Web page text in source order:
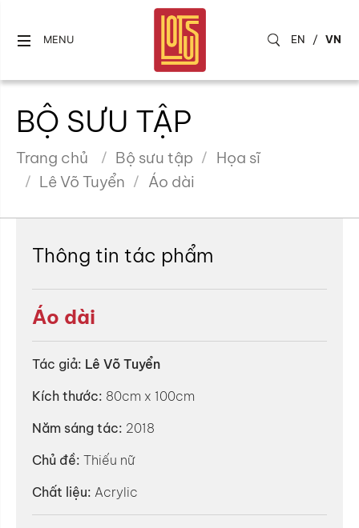
MENU EN / VN
BỘ SƯU TẬP
Trang chủ Bộ sưu tập
Họa sĩ
Lê Võ Tuyển
Áo dài
Thông tin tác phẩm
Áo dài
Tác giả: Lê Võ Tuyển
Kích thước: 80cm x 100cm
Năm sáng tác: 2018
Chủ đề: Thiếu nữ
Chất liệu: Acrylic